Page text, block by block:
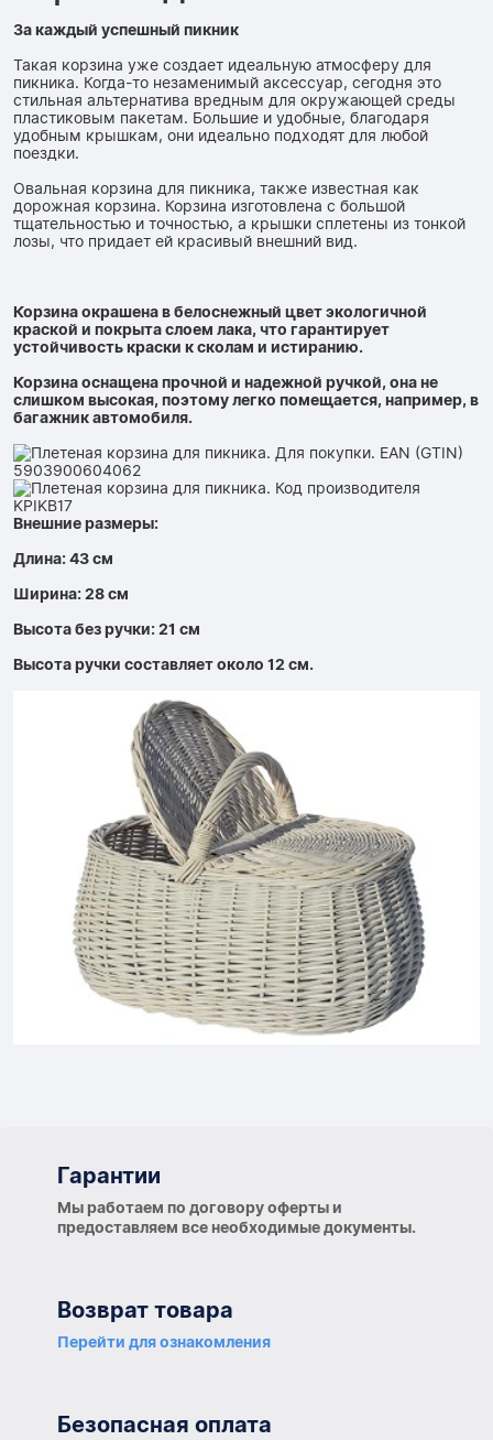
За каждый успешный пикник
Такая корзина уже создает идеальную атмосферу для
пикника. Когда-то незаменимый аксессуар, сегодня это
стильная альтернатива вредным для окружающей среды
пластиковым пакетам. Большие и удобные, благодаря
удобным крышкам, они идеально подходят для любой
поездки.
Овальная корзина для пикника, также известная как
дорожная корзина. Корзина изготовлена ​​с большой
тщательностью и точностью, а крышки сплетены из тонкой
лозы, что придает ей красивый внешний вид.
Корзина окрашена в белоснежный цвет экологичной
краской и покрыта слоем лака, что гарантирует
устойчивость краски к сколам и истиранию.
Корзина оснащена прочной и надежной ручкой, она не
слишком высокая, поэтому легко помещается, например, в
багажник автомобиля.
Внешние размеры:
Длина: 43 см
Ширина: 28 см
Высота без ручки: 21 см
Высота ручки составляет около 12 см.
Гарантии
Мы работаем по договору оферты и
предоставляем все необходимые документы.
Возврат товара
Перейти для ознакомления
Безопасная оплата